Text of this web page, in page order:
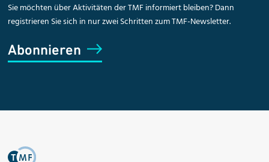
Sie möchten über Aktivitäten der TMF informiert bleiben? Dann
registrieren Sie sich in nur zwei Schritten zum TMF-Newsletter.
Abonnieren